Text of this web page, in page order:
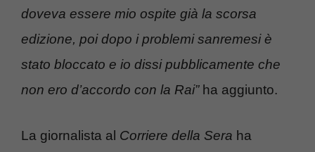
doveva essere mio ospite già la scorsa
edizione, poi dopo i problemi sanremesi è
stato bloccato e io dissi pubblicamente che
non ero d’accordo con la Rai”ha aggiunto.
La giornalista al Corriere della Sera ha